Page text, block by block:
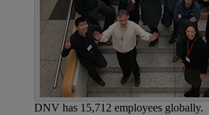
DNV has 15,712 employees globally.